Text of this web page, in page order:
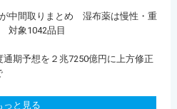
中間取りまとめ 湿布薬は慢性・重
対象1042品目
期予想を２兆7250億円に上方修正
っと見る